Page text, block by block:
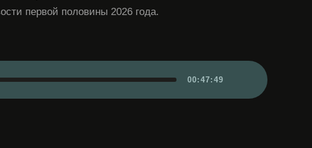
первой половины 2026 года.
00:47:49